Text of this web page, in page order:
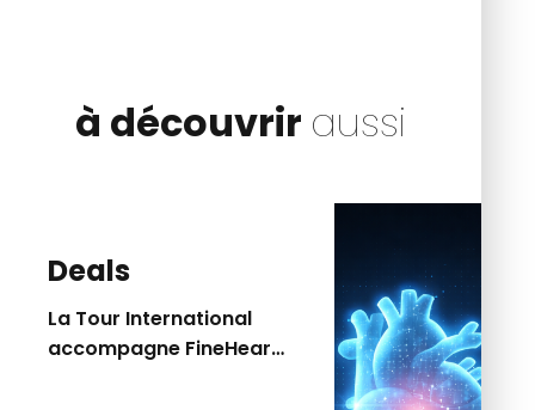
à découvrir aussi
Deals
La Tour International
accompagne FineHeart